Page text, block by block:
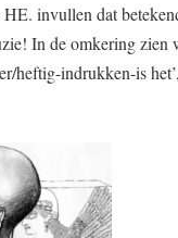
invullen dat
In de omkering zien
heftig-indrukken-is